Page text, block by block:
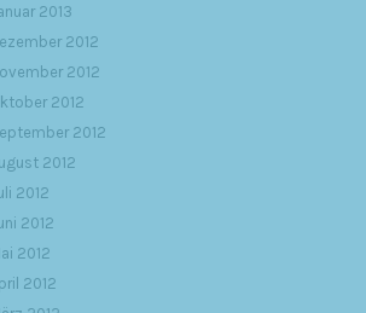
2013
2012
2012
2012
2012
2012
2012
2012
2012
2012